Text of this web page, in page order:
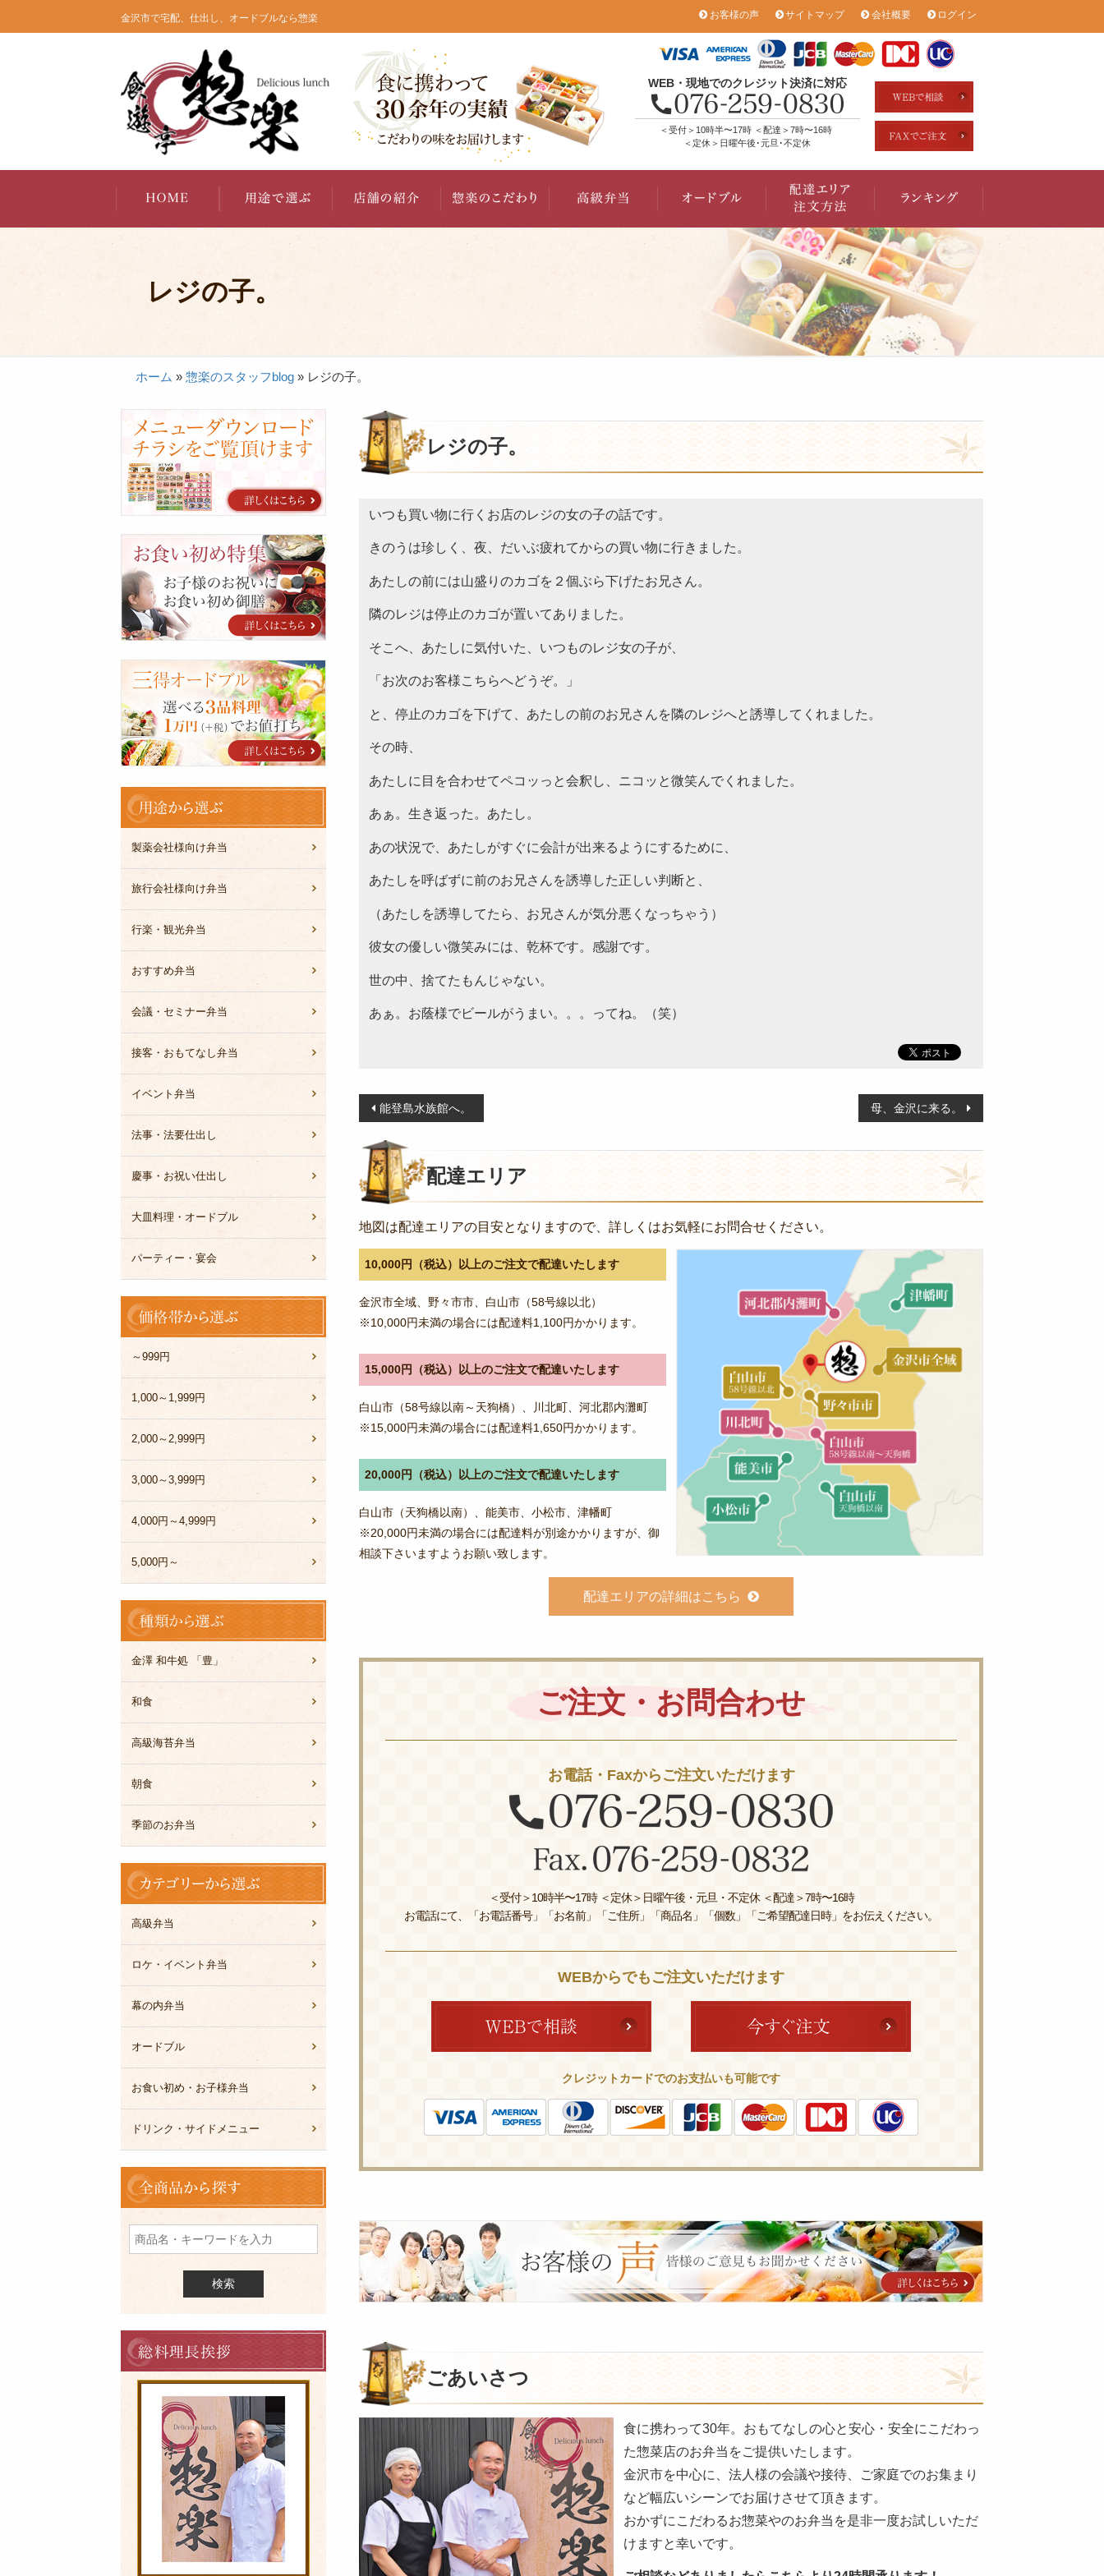
ッ
金沢市で宅配、仕出し、オードブルなら惣楽 お客様の声 サイトマップ 会社概要 ログイン
WEB・現地でのクレジット決済に対応
＜受付＞10時半〜17時 ＜配達＞7時〜16時
＜定休＞日曜午後･元旦･不定休
レジの子。
ホーム » 惣楽のスタッフblog » レジの子。
レジの子。
いつも買い物に行くお店のレジの女の子の話です。
きのうは珍しく、夜、だいぶ疲れてからの買い物に行きました。
あたしの前には山盛りのカゴを２個ぶら下げたお兄さん。
隣のレジは停止のカゴが置いてありました。
そこへ、あたしに気付いた、いつものレジ女の子が、
「お次のお客様こちらへどうぞ。」
と、停止のカゴを下げて、あたしの前のお兄さんを隣のレジへと誘導してくれました。
その時、
あたしに目を合わせてペコッっと会釈し、ニコッと微笑んでくれました。
あぁ。生き返った。あたし。
あの状況で、あたしがすぐに会計が出来るようにするために、
あたしを呼ばずに前のお兄さんを誘導した正しい判断と、
（あたしを誘導してたら、お兄さんが気分悪くなっちゃう）
彼女の優しい微笑みには、乾杯です。感謝です。
世の中、捨てたもんじゃない。
あぁ。お蔭様でビールがうまい。。。ってね。（笑）
投
稿
ナ
ビ
ゲ
ー
ョ
ン
能登島水族館へ。 母、金沢に来る。
配達エリア
地図は配達エリアの目安となりますので、詳しくはお気軽にお問合せください。
10,000円（税込）以上のご注文で配達いたします
金沢市全域、野々市市、白山市（58号線以北）
※10,000円未満の場合には配達料1,100円かかります。
15,000円（税込）以上のご注文で配達いたします
白山市（58号線以南～天狗橋）、川北町、河北郡内灘町
※15,000円未満の場合には配達料1,650円かかります。
20,000円（税込）以上のご注文で配達いたします
白山市（天狗橋以南）、能美市、小松市、津幡町
※20,000円未満の場合には配達料が別途かかりますが、御
相談下さいますようお願い致します。
配達エリアの詳細はこちら
ご注文・お問合わせ
お電話・Faxからご注文いただけます
＜受付＞10時半〜17時 ＜定休＞日曜午後・元旦・不定休 ＜配達＞7時〜16時
お電話にて、「お電話番号」「お名前」「ご住所」「商品名」「個数」「ご希望配達日時」をお伝えください。
WEBからでもご注文いただけます
クレジットカードでのお支払いも可能です
皆
様
の
ご
も
お
聞
か
い。
ごあいさつ
食に携わって30年。おもてなしの心と安心・安全にこだわっ
た惣菜店のお弁当をご提供いたします。
金沢市を中心に、法人様の会議や接待、ご家庭でのお集まり
など幅広いシーンでお届けさせて頂きます。
おかずにこだわるお惣菜やのお弁当を是非一度お試しいただ
けますと幸いです。
カ
ロ
グ
い
初
め
特
集
得
オ
ー
ド
ブ
ル
用
途
か
ら
ぶ
製薬会社様向け弁当
旅行会社様向け弁当
行楽・観光弁当
おすすめ弁当
会議・セミナー弁当
接客・おもてなし弁当
イベント弁当
法事・法要仕出し
慶事・お祝い仕出し
大皿料理・オードブル
パーティー・宴会
価
格
帯
か
選
～999円
1,000～1,999円
2,000～2,999円
3,000～3,999円
4,000円～4,999円
5,000円～
種
類
か
ら
ぶ
金澤 和牛処 「豊」
和食
高級海苔弁当
朝食
季節のお弁当
カ
テ
ゴ
リ
か
選
ぶ
高級弁当
ロケ・イベント弁当
幕の内弁当
オードブル
お食い初め・お子様弁当
ドリンク・サイドメニュー
全
商
品
を
料
理
長